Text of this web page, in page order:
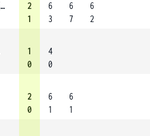
Etlis (3)
2
1
6
3
6
7
6
2
1
0
4
0
2
0
6
1
6
1